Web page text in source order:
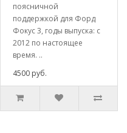
поясничной
поддержкой для Форд
Фокус 3, годы выпуска: с
2012 по настоящее
время. ..
4500 руб.